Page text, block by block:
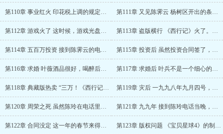
第110章 事业红火 印花税上调的规定是今天新鲜…… 第111章 又见陈霁云 杨树区开出的条件除了税收……
第112章 游戏火了 这时候，游戏光盘的销售渠道…… 第113章 盗版横行 《西行记》火了。十月底的时……
第114章 五百万投资 接到陈霁云的电话时，叶薇…… 第115章 投资后 虽然投资合同签了，但款项不需……
第116章 求婚 叶薇酒品很好，喝醉后不吵不闹，…… 第117章 求婚后 叶兵不是一个细心的人，但晚上……
第118章 典藏版热卖 “三万！《西行记》典藏版…… 第119章 灾后 一九九八年九月四号，国家领导人……
第120章 周荣之死 虽然陈玲在电话里说得语焉不…… 第121章 九九年 接到陈玲电话当晚，叶薇从报纸……
第122章 合同没定 这一年的春节来得有点晚，要…… 第123章 版权问题 《宝贝星球4》的制作合同没……